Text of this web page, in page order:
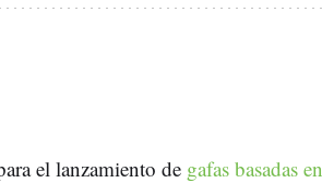
el lanzamiento de gafas basadas en